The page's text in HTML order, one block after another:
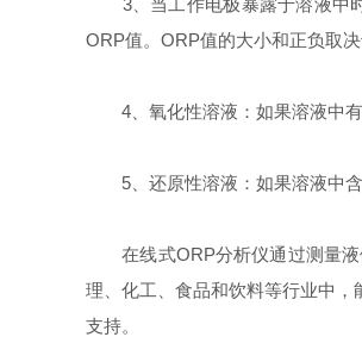
3、当工作电极暴露于溶液中时
ORP值。ORP值的大小和正负取
4、氧化性溶液：如果溶液中有
5、还原性溶液：如果溶液中含
在线式ORP分析仪通过测量液
理、化工、食品和饮料等行业中
支持。